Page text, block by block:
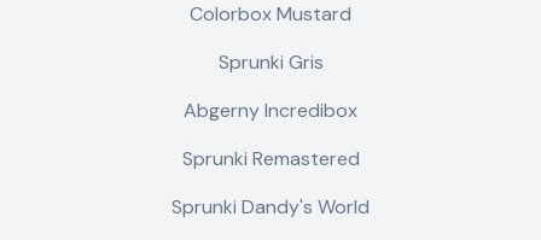
Colorbox Mustard
Sprunki Gris
Abgerny Incredibox
Sprunki Remastered
Sprunki Dandy's World